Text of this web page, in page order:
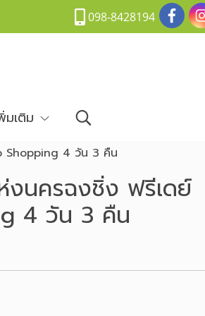
098-8428194
มเติม
Shopping 4 วัน 3 คืน
งนครฉงชิ่ง ฟรีเดย์
4 วัน 3 คืน